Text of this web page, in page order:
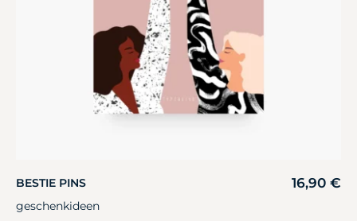
BESTIE PINS 16,90 €
geschenkideen